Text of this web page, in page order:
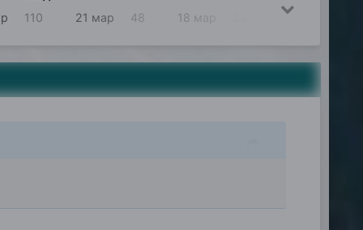
110 21 мар 48 18 мар 19 мар